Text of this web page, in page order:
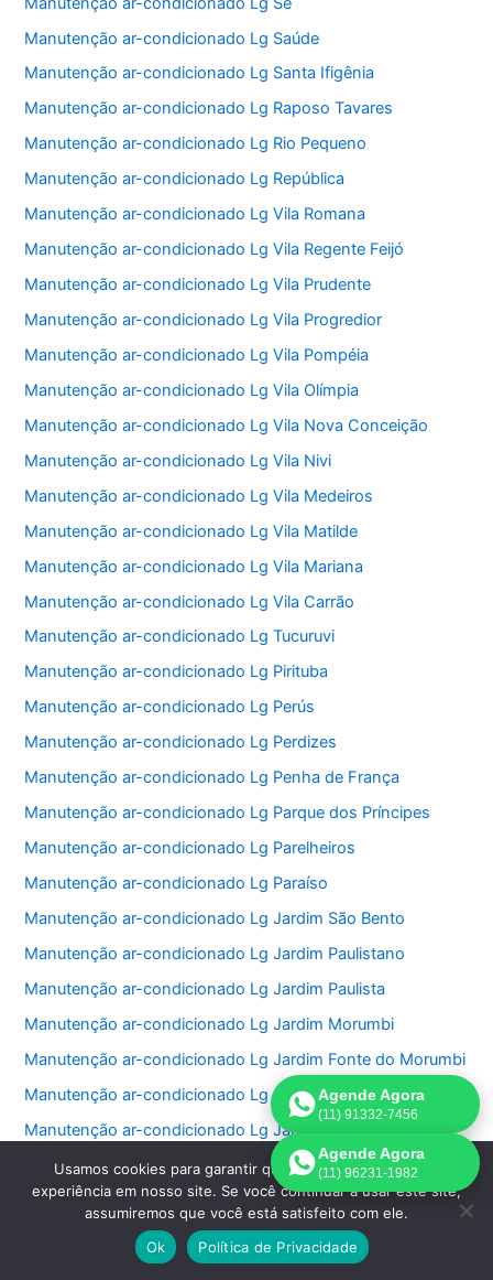
Manutenção ar-condicionado Lg Saúde
Manutenção ar-condicionado Lg Santa Ifigênia
Manutenção ar-condicionado Lg Raposo Tavares
Manutenção ar-condicionado Lg Rio Pequeno
Manutenção ar-condicionado Lg República
Manutenção ar-condicionado Lg Vila Romana
Manutenção ar-condicionado Lg Vila Regente Feijó
Manutenção ar-condicionado Lg Vila Prudente
Manutenção ar-condicionado Lg Vila Progredior
Manutenção ar-condicionado Lg Vila Pompéia
Manutenção ar-condicionado Lg Vila Olímpia
Manutenção ar-condicionado Lg Vila Nova Conceição
Manutenção ar-condicionado Lg Vila Nivi
Manutenção ar-condicionado Lg Vila Medeiros
Manutenção ar-condicionado Lg Vila Matilde
Manutenção ar-condicionado Lg Vila Mariana
Manutenção ar-condicionado Lg Vila Carrão
Manutenção ar-condicionado Lg Tucuruvi
Manutenção ar-condicionado Lg Pirituba
Manutenção ar-condicionado Lg Perús
Manutenção ar-condicionado Lg Perdizes
Manutenção ar-condicionado Lg Penha de França
Manutenção ar-condicionado Lg Parque dos Príncipes
Manutenção ar-condicionado Lg Parelheiros
Manutenção ar-condicionado Lg Paraíso
Manutenção ar-condicionado Lg Jardim São Bento
Manutenção ar-condicionado Lg Jardim Paulistano
Manutenção ar-condicionado Lg Jardim Paulista
Manutenção ar-condicionado Lg Jardim Morumbi
Manutenção ar-condicionado Lg Jardim Fonte do Morumbi
Manutenção ar-condicionado Lg Jardim Europa
Manutenção ar-condicionado Lg Jardim das Perdizes
Manutenção ar-condicionado Lg Jardim das Acacias
Manutenção ar-condicionado Lg Jardim da Saúde
Manutenção ar-condicionado Lg Jardim Bonfiglioli
Agende Agora
(11) 91332-7456
Agende Agora
(11) 96231-1982
Usamos cookies para garantir que oferecemos a melhor
experiência em nosso site. Se você continuar a usar este site,
assumiremos que você está satisfeito com ele.
Ok
Política de Privacidade